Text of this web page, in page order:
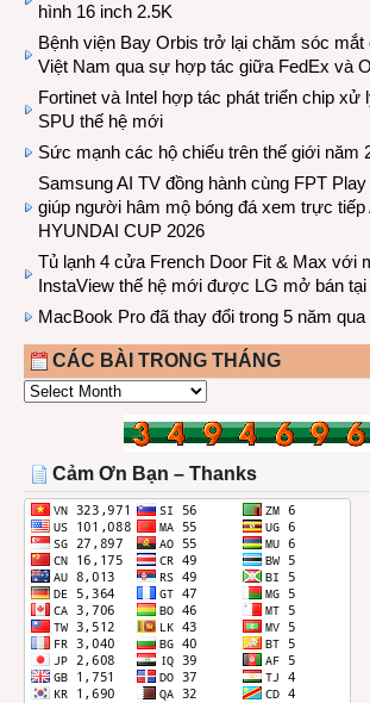
hình 16 inch 2.5K
Bệnh viện Bay Orbis trở lại chăm sóc
Việt Nam qua sự hợp tác giữa FedEx và
Fortinet và Intel hợp tác phát triển chip xử
SPU thế hệ mới
Sức mạnh các hộ chiếu trên thế giới năm
Samsung AI TV đồng hành cùng FPT
giúp người hâm mộ bóng đá xem trực tiếp
HYUNDAI CUP 2026
Tủ lạnh 4 cửa French Door Fit & Max với
InstaView thế hệ mới được LG mở bán tại
MacBook Pro đã thay đổi trong 5 năm qua
CÁC BÀI TRONG THÁNG
CÁC
THÁNG
Cảm Ơn Bạn – Thanks